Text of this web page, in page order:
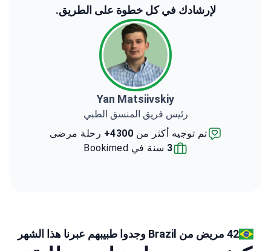
لإرشادك في كل خطوة على الطريق.
Yan Matsiivskiy
رئيس فريق المنسق الطبي
تم توجيه أكثر من 4300+
رحلة مرضى
3 سنة في Bookimed
42 مريض من Brazil وجدوا طبيبهم عبرنا هذا الشهر